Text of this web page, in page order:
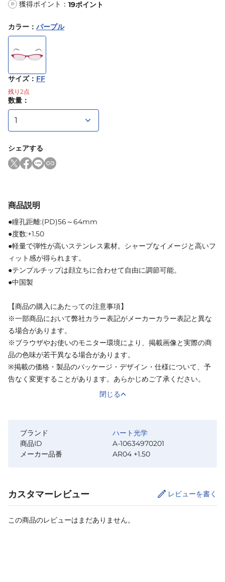
P 獲得ポイント： 19ポイント
カラー ： パープル
サイズ： FF
残り 2点
数量：
シェアする
商品説明
●瞳孔距離:(PD)56～64mm
●度数:+1.50
●軽量で弾性が高いステンレス素材。シャープなイメージと高いフ
ィット感が得られます。
●テンプルチップは顔立ちに合わせて自由に調節可能。
●中国製
【商品の購入にあたっての注意事項】
※一部商品において弊社カラー表記がメーカーカラー表記と異な
る場合があります。
※ブラウザやお使いのモニター環境により、掲載画像と実際の商
品の色味が若干異なる場合があります。
※掲載の価格・製品のパッケージ・デザイン・仕様について、予
告なく変更することがあります。あらかじめご了承ください。
閉じる
ブランド
ハート光学
商品ID
A-10634970201
メーカー品番
AR04 +1.50
カスタマーレビュー レビューを書く
この商品のレビューはまだありません。